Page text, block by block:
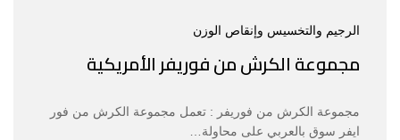
الرجيم والتخسيس وإنقاص الوزن
مجموعة الكرش من فوريفر الأمريكية
مجموعة الكرش من فوريفر : تعمل مجموعة الكرش من فور
ايفر سوق بالعربي على محاولة…